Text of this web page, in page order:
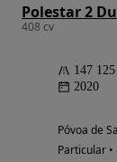
Polestar 2
408 cv
147
2020
Póvoa de
Particular